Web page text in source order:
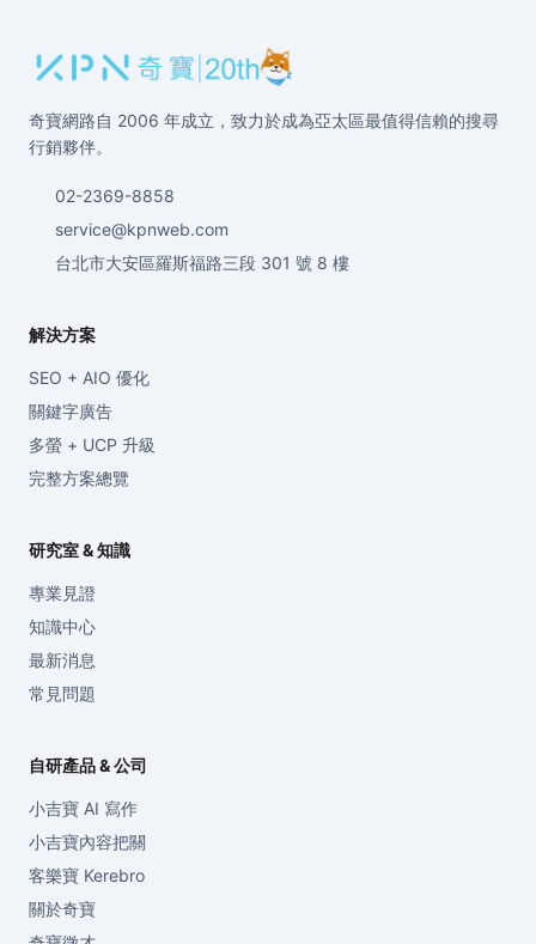
奇寶網路自 2006 年成立，致力於成為亞太區最值得信賴的搜尋
行銷夥伴。
02-2369-8858
service@kpnweb.com
台北市大安區羅斯福路三段 301 號 8 樓
解決方案
SEO + AIO 優化
關鍵字廣告
多螢 + UCP 升級
完整方案總覽
研究室 & 知識
專業見證
知識中心
最新消息
常見問題
自研產品 & 公司
小吉寶 AI 寫作
小吉寶內容把關
客樂寶 Kerebro
關於奇寶